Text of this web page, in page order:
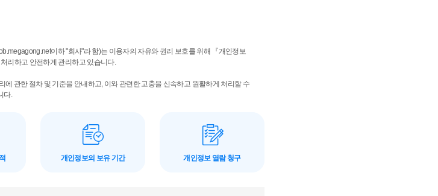
이하 "회사"라 함)는 이용자의 자유와 권리 보호를 위해 『개인정보
리하고 안전하게 관리하고 있습니다.
관한 절차 및 기준을 안내하고, 이와 관련한 고충을 신속하고 원활하게 처리할 수
다.
개인정보의 보유 기간 개인정보 열람 청구